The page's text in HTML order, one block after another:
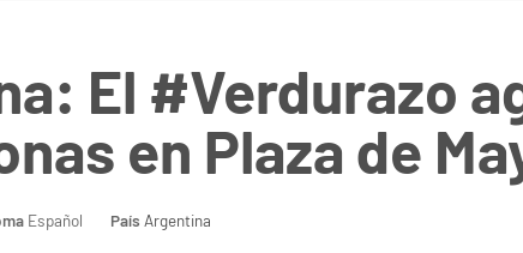
El #Verdurazo
en Plaza de
Español País Argentina